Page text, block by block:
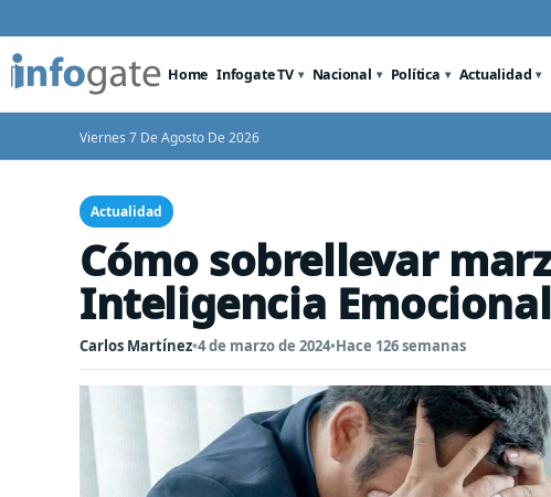
Home Infogate TV Nacional Política Actualidad
Viernes 7 De Agosto De 2026
Actualidad
Cómo sobrellevar
Inteligencia Emocional
Carlos Martínez•4 de marzo de 2024•Hace 126 semanas